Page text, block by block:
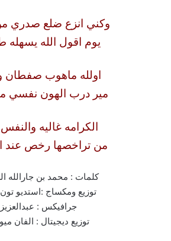
وكني انزع ضلع صدري
يوم اقول الله يسهله
اولله ماهوب صفطان
مير درب الهون نفسي
الكرامه غاليه
من تراخصها رخص عند
كلمات : محمد بن جارالله
توزيع ومكساج :استديو
جرافيكس : عبدالعزيز
توزيع ديجيتال : الفان